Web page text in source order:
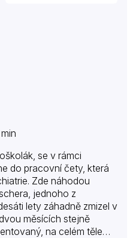
se v rámci
do pracovní čety, která
Zde náhodou
jednoho z
lety záhadně zmizel v
měsících stejně
na celém těle